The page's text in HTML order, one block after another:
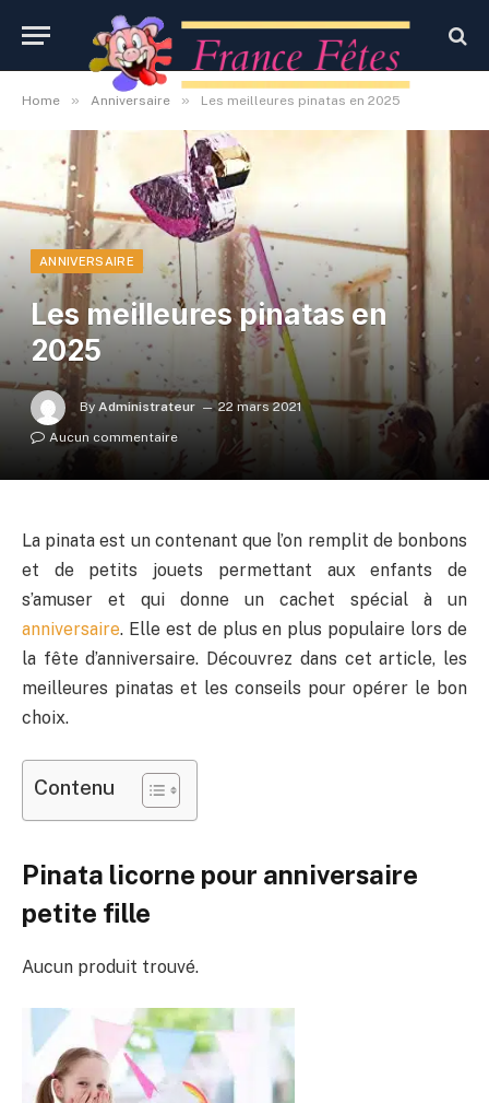
Home » Anniversaire » Les meilleures pinatas en 2025
ANNIVERSAIRE
Les meilleures pinatas en
2025
By Administrateur
22 mars 2021
Aucun commentaire
La pinata est un contenant que l’on remplit de bonbons
et de petits jouets permettant aux enfants de
s’amuser et qui donne un cachet spécial à un
anniversaire. Elle est de plus en plus populaire lors de
la fête d’anniversaire. Découvrez dans cet article, les
meilleures pinatas et les conseils pour opérer le bon
choix.
Contenu
Pinata licorne pour anniversaire
petite fille
Aucun produit trouvé.